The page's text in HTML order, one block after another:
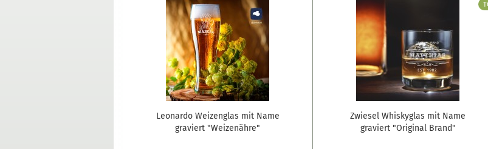
Leonardo Weizenglas mit Name
graviert "Weizenähre"
Zwiesel Whiskyglas mit Name
graviert "Original Brand"